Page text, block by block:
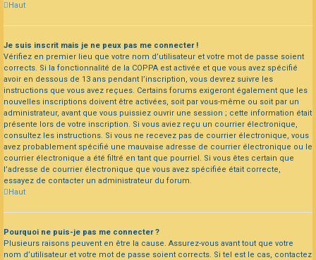
Haut
Je suis inscrit mais je ne peux pas me connecter !
Vérifiez en premier lieu que votre nom d’utilisateur et votre mot de passe soient
corrects. Si la fonctionnalité de la COPPA est activée et que vous avez spécifié
avoir en dessous de 13 ans pendant l’inscription, vous devrez suivre les
instructions que vous avez reçues. Certains forums exigeront également que les
nouvelles inscriptions doivent être activées, soit par vous-même ou soit par un
administrateur, avant que vous puissiez ouvrir une session ; cette information était
présente lors de votre inscription. Si vous aviez reçu un courrier électronique,
consultez les instructions. Si vous ne recevez pas de courrier électronique, vous
avez probablement spécifié une mauvaise adresse de courrier électronique ou le
courrier électronique a été filtré en tant que pourriel. Si vous êtes certain que
l’adresse de courrier électronique que vous avez spécifiée était correcte,
essayez de contacter un administrateur du forum.
Haut
Pourquoi ne puis-je pas me connecter ?
Plusieurs raisons peuvent en être la cause. Assurez-vous avant tout que votre
nom d’utilisateur et votre mot de passe soient corrects. Si tel est le cas, contactez